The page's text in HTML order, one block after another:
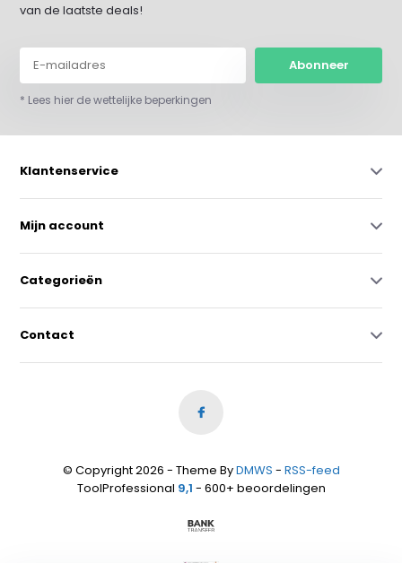
van de laatste deals!
Abonneer
* Lees hier de wettelijke beperkingen
Klantenservice
Mijn account
Categorieën
Contact
© Copyright 2026 - Theme ByDMWS - RSS-feed
ToolProfessional 9,1 - 600+ beoordelingen